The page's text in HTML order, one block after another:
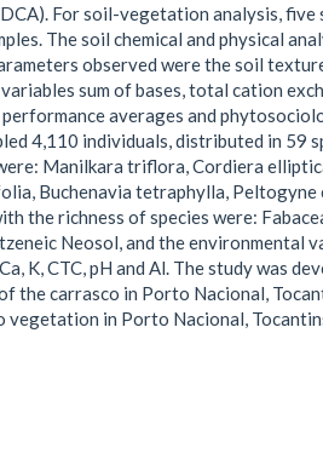
For soil-vegetation analysis,
The soil chemical and physical
observed were the soil
sum of bases, total cation
averages and
4,110 individuals, distributed in 59
Manilkara triflora, Cordiera
Buchenavia tetraphylla,
the richness of species were:
Neosol, and the
K, CTC, pH and Al. The study was
the carrasco in Porto Nacional,
in Porto Nacional,